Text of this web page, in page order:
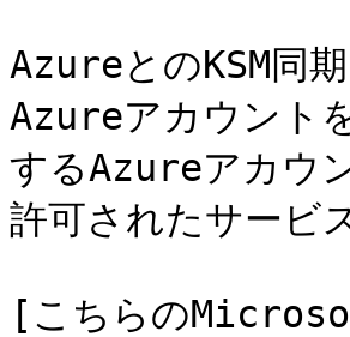
AzureとのKSM同
Azureアカウント
するAzureアカウ
許可されたサービ
[こちらの